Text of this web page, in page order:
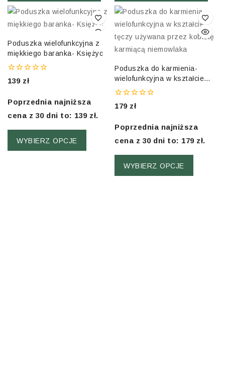
Poduszka wielofunkcyjna z
miękkiego baranka- Księżyc
0
out
5
139 zł
Poprzednia najniższa
cena z 30 dni to: 139 zł.
WYBIERZ OPCJE
Poduszka do karmienia-
wielofunkcyjna w kształcie
tęczy
0
out
5
179 zł
Poprzednia najniższa
cena z 30 dni to: 179 zł.
WYBIERZ OPCJE